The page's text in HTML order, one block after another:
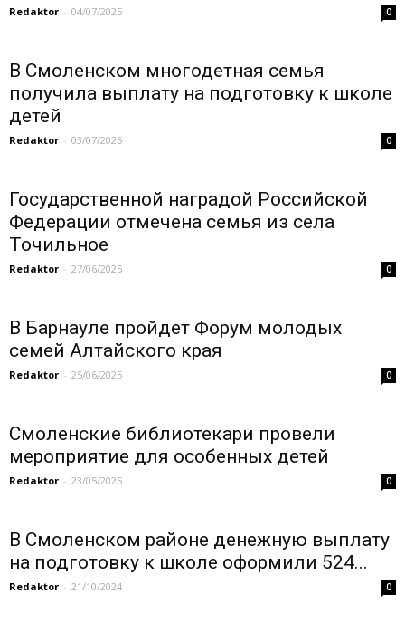
Redaktor - 04/07/2025 0
В Смоленском многодетная семья
получила выплату на подготовку к школе
детей
Redaktor - 03/07/2025 0
Государственной наградой Российской
Федерации отмечена семья из села
Точильное
Redaktor - 27/06/2025 0
В Барнауле пройдет Форум молодых
семей Алтайского края
Redaktor - 25/06/2025 0
Смоленские библиотекари провели
мероприятие для особенных детей
Redaktor - 23/05/2025 0
В Смоленском районе денежную выплату
на подготовку к школе оформили 524...
Redaktor - 21/10/2024 0